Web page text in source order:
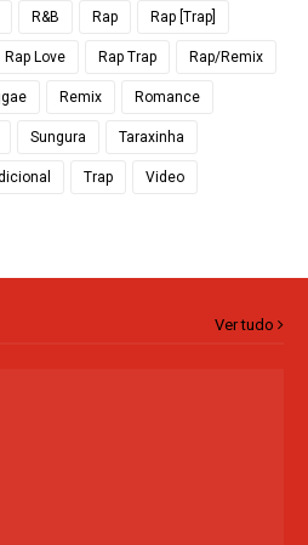
R&B Rap Rap [Trap]
Rap Love Rap Trap Rap/Remix
Remix Romance
Sungura Taraxinha
Trap Video
Ver tudo